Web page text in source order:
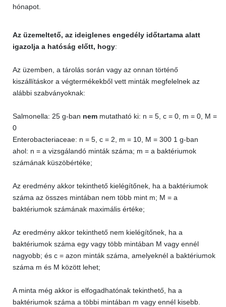
hónapot.
Az üzemeltető, az ideiglenes engedély időtartama alatt
igazolja a hatóság előtt, hogy:
Az üzemben, a tárolás során vagy az onnan történő
kiszállításkor a végtermékekből vett minták megfelelnek az
alábbi szabványoknak:
Salmonella: 25 g-ban nem mutatható ki: n = 5, c = 0, m = 0, M =
0
Enterobacteriaceae: n = 5, c = 2, m = 10, M = 300 1 g-ban
ahol: n = a vizsgálandó minták száma; m = a baktériumok
számának küszöbértéke;
Az eredmény akkor tekinthető kielégítőnek, ha a baktériumok
száma az összes mintában nem több mint m; M = a
baktériumok számának maximális értéke;
Az eredmény akkor tekinthető nem kielégítőnek, ha a
baktériumok száma egy vagy több mintában M vagy ennél
nagyobb; és c = azon minták száma, amelyeknél a baktériumok
száma m és M között lehet;
A minta még akkor is elfogadhatónak tekinthető, ha a
baktériumok száma a többi mintában m vagy ennél kisebb.